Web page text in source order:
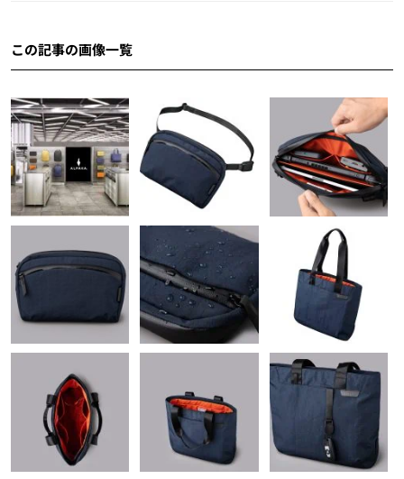
この記事の画像一覧